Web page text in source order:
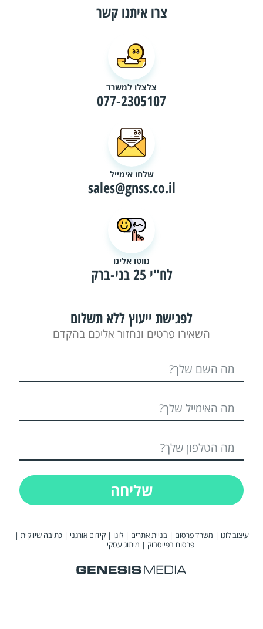
צרו איתנו קשר
צלצלו למשרד
077-2305107
שלחו אימייל
sales@gnss.co.il
נווטו אלינו
לח"י 25 בני-ברק
לפגישת ייעוץ ללא תשלום
השאירו פרטים ונחזור אליכם בהקדם
שליחה
עיצוב לוגו | משרד פרסום |בניית אתרים |לוגו |קידום אורגני |כתיבה שיווקית |
פרסום בפייסבוק | מיתוג עסקי